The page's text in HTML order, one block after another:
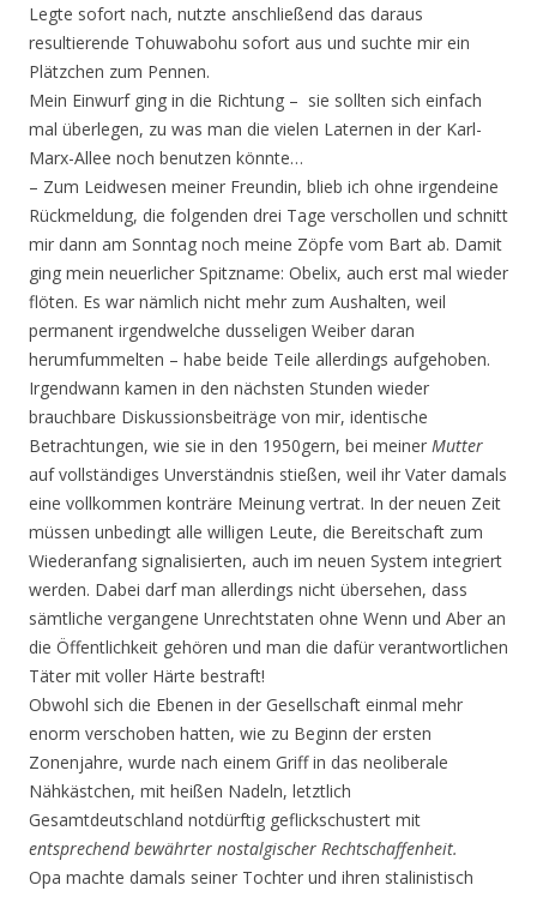
Legte sofort nach, nutzte anschließend das daraus
resultierende Tohuwabohu sofort aus und suchte mir ein
Plätzchen zum Pennen.
Mein Einwurf ging in die Richtung – sie sollten sich einfach
mal überlegen, zu was man die vielen Laternen in der Karl-
Marx-Allee noch benutzen könnte…
– Zum Leidwesen meiner Freundin, blieb ich ohne irgendeine
Rückmeldung, die folgenden drei Tage verschollen und schnitt
mir dann am Sonntag noch meine Zöpfe vom Bart ab. Damit
ging mein neuerlicher Spitzname: Obelix, auch erst mal wieder
flöten. Es war nämlich nicht mehr zum Aushalten, weil
permanent irgendwelche dusseligen Weiber daran
herumfummelten – habe beide Teile allerdings aufgehoben.
Irgendwann kamen in den nächsten Stunden wieder
brauchbare Diskussionsbeiträge von mir, identische
Betrachtungen, wie sie in den 1950gern, bei meiner Mutter
auf vollständiges Unverständnis stießen, weil ihr Vater damals
eine vollkommen konträre Meinung vertrat. In der neuen Zeit
müssen unbedingt alle willigen Leute, die Bereitschaft zum
Wiederanfang signalisierten, auch im neuen System integriert
werden. Dabei darf man allerdings nicht übersehen, dass
sämtliche vergangene Unrechtstaten ohne Wenn und Aber an
die Öffentlichkeit gehören und man die dafür verantwortlichen
Täter mit voller Härte bestraft!
Obwohl sich die Ebenen in der Gesellschaft einmal mehr
enorm verschoben hatten, wie zu Beginn der ersten
Zonenjahre, wurde nach einem Griff in das neoliberale
Nähkästchen, mit heißen Nadeln, letztlich
Gesamtdeutschland notdürftig geflickschustert mit
entsprechend bewährter nostalgischer Rechtschaffenheit.
Opa machte damals seiner Tochter und ihren stalinistisch